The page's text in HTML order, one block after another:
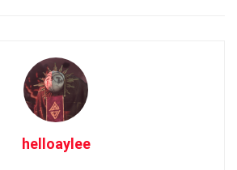
helloaylee